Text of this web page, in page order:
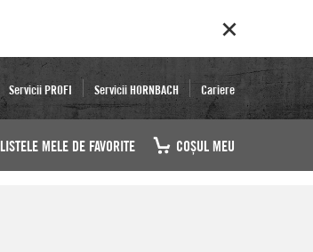
Servicii PROFI Servicii HORNBACH Cariere
LISTELE MELE DE FAVORITE COŞUL MEU